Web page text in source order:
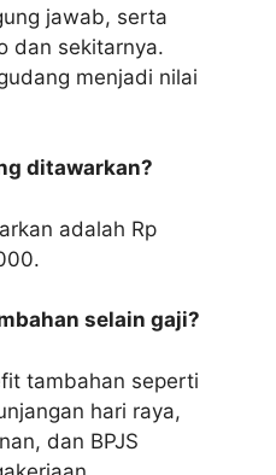
jawab, serta
dan sekitarnya.
menjadi nilai
ditawarkan?
adalah Rp
selain gaji?
tambahan seperti
hari raya,
dan BPJS